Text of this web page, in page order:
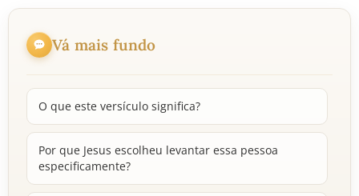
Vá mais fundo
O que este versículo significa?
Por que Jesus escolheu levantar essa pessoa
especificamente?